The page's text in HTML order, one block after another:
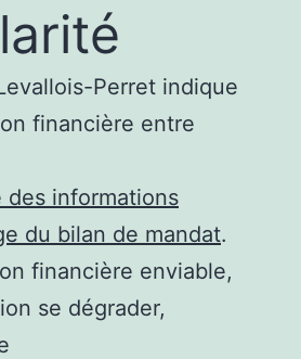
Perret indique
financière entre
des informations
du bilan de mandat.
financière enviable,
se dégrader,